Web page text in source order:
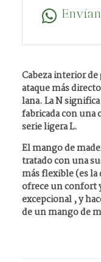
Cabeza interior
ataque más
lana. La N
fabricada con una
serie ligera L.
El mango de
tratado con una
más flexible (es
ofrece un confort
excepcional , y
de un mango de